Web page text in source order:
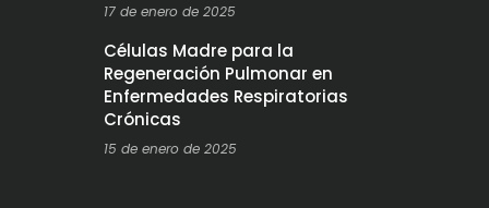
17 de enero de 2025
Células Madre para la
Regeneración Pulmonar en
Enfermedades Respiratorias
Crónicas
15 de enero de 2025